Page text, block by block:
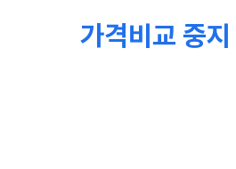
가격비교 중지